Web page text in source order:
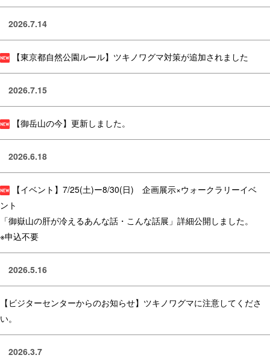
2026.7.14
【東京都自然公園ルール】ツキノワグマ対策が追加されました
2026.7.15
【御岳山の今】更新しました。
2026.6.18
【イベント】7/25(土)ー8/30(日) 企画展示×ウォークラリーイベ
ント
「御嶽山の肝が冷えるあんな話・こんな話展」詳細公開しました。
※申込不要
2026.5.16
【ビジターセンターからのお知らせ】ツキノワグマに注意してくださ
い。
2026.3.7